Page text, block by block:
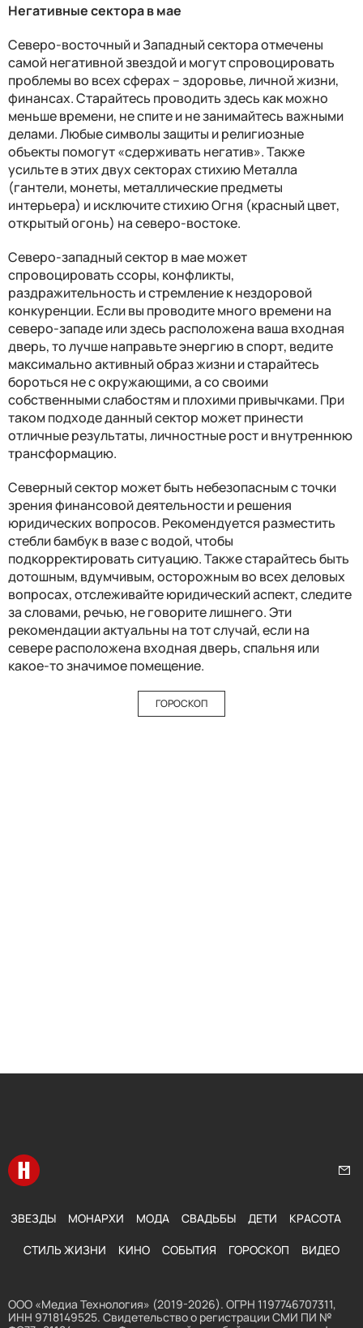
Негативные сектора в мае
Северо-восточный и Западный сектора отмечены
самой негативной звездой и могут спровоцировать
проблемы во всех сферах – здоровье, личной жизни,
финансах. Старайтесь проводить здесь как можно
меньше времени, не спите и не занимайтесь важными
делами. Любые символы защиты и религиозные
объекты помогут «сдерживать негатив». Также
усильте в этих двух секторах стихию Металла
(гантели, монеты, металлические предметы
интерьера) и исключите стихию Огня (красный цвет,
открытый огонь) на северо-востоке.
Северо-западный сектор в мае может
спровоцировать ссоры, конфликты,
раздражительность и стремление к нездоровой
конкуренции. Если вы проводите много времени на
северо-западе или здесь расположена ваша входная
дверь, то лучше направьте энергию в спорт, ведите
максимально активный образ жизни и старайтесь
бороться не с окружающими, а со своими
собственными слабостям и плохими привычками. При
таком подходе данный сектор может принести
отличные результаты, личностные рост и внутреннюю
трансформацию.
Северный сектор может быть небезопасным с точки
зрения финансовой деятельности и решения
юридических вопросов. Рекомендуется разместить
стебли бамбук в вазе с водой, чтобы
подкорректировать ситуацию. Также старайтесь быть
дотошным, вдумчивым, осторожным во всех деловых
вопросах, отслеживайте юридический аспект, следите
за словами, речью, не говорите лишнего. Эти
рекомендации актуальны на тот случай, если на
севере расположена входная дверь, спальня или
какое-то значимое помещение.
ГОРОСКОП
Перейти на главную
ЗВЕЗДЫ МОНАРХИ МОДА СВАДЬБЫ ДЕТИ КРАСОТА
СТИЛЬ ЖИЗНИ КИНО СОБЫТИЯ ГОРОСКОП ВИДЕО
ООО «Медиа Технология» (2019-2026). ОГРН 1197746707311,
ИНН 9718149525. Свидетельство о регистрации СМИ ПИ №